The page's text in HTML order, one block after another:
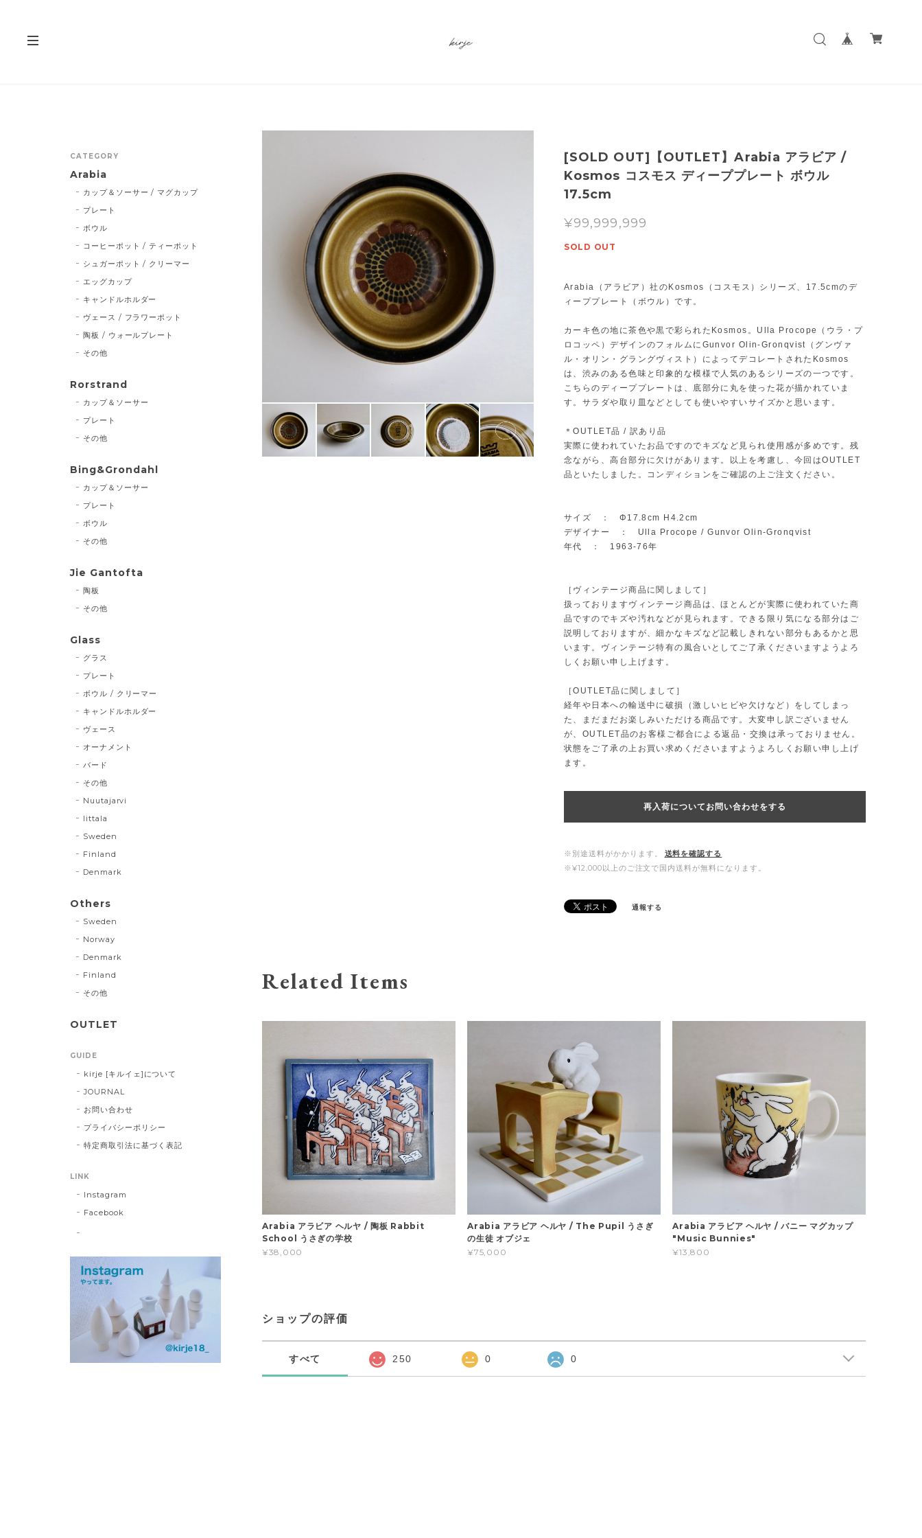
[SOLD OUT]【OUTLET】Arabia アラビア /
Kosmos コスモス ディーププレート ボウル
17.5cm
¥99,999,999
SOLD OUT
Arabia（アラビア）社のKosmos（コスモス）シリーズ、17.5cmのデ
ィーププレート（ボウル）です。
カーキ色の地に茶色や黒で彩られたKosmos。Ulla Procope（ウラ・プ
ロコッペ）デザインのフォルムにGunvor Olin-Gronqvist（グンヴァ
ル・オリン・グラングヴィスト）によってデコレートされたKosmos
は、渋みのある色味と印象的な模様で人気のあるシリーズの一つです。
こちらのディーププレートは、底部分に丸を使った花が描かれていま
す。サラダや取り皿などとしても使いやすいサイズかと思います。
＊OUTLET品 / 訳あり品
実際に使われていたお品ですのでキズなど見られ使用感が多めです。残
念ながら、高台部分に欠けがあります。以上を考慮し、今回はOUTLET
品といたしました。コンディションをご確認の上ご注文ください。
サイズ ： Φ17.8cm H4.2cm
デザイナー ： Ulla Procope / Gunvor Olin-Gronqvist
年代 ： 1963-76年
［ヴィンテージ商品に関しまして］
扱っておりますヴィンテージ商品は、ほとんどが実際に使われていた商
品ですのでキズや汚れなどが見られます。できる限り気になる部分はご
説明しておりますが、細かなキズなど記載しきれない部分もあるかと思
います。ヴィンテージ特有の風合いとしてご了承くださいますようよろ
しくお願い申し上げます。
［OUTLET品に関しまして］
経年や日本への輸送中に破損（激しいヒビや欠けなど）をしてしまっ
た、まだまだお楽しみいただける商品です。大変申し訳ございません
が、OUTLET品のお客様ご都合による返品・交換は承っておりません。
状態をご了承の上お買い求めくださいますようよろしくお願い申し上げ
ます。
再入荷についてお問い合わせをする
※別途送料がかかります。
送料を確認する
※¥12,000以上のご注文で国内送料が無料になります。
通報する
Related Items
Arabia アラビア ヘルヤ / 陶板 Rabbit
School うさぎの学校
¥38,000
Arabia アラビア ヘルヤ / The Pupil うさぎ
の生徒 オブジェ
¥75,000
Arabia アラビア ヘルヤ / バニー マグカップ
"Music Bunnies"
¥13,800
ショップの評価
すべて 250 0 0
CATEGORY
Arabia
カップ＆ソーサー / マグカップ
プレート
ボウル
コーヒーポット / ティーポット
シュガーポット / クリーマー
エッグカップ
キャンドルホルダー
ヴェース / フラワーポット
陶板 / ウォールプレート
その他
Rorstrand
カップ＆ソーサー
プレート
その他
Bing&Grondahl
カップ＆ソーサー
プレート
ボウル
その他
Jie Gantofta
陶板
その他
Glass
グラス
プレート
ボウル / クリーマー
キャンドルホルダー
ヴェース
オーナメント
バード
その他
Nuutajarvi
Iittala
Sweden
Finland
Denmark
Others
Sweden
Norway
Denmark
Finland
その他
OUTLET
GUIDE
kirje [キルイェ]について
JOURNAL
お問い合わせ
プライバシーポリシー
特定商取引法に基づく表記
LINK
Instagram
Facebook